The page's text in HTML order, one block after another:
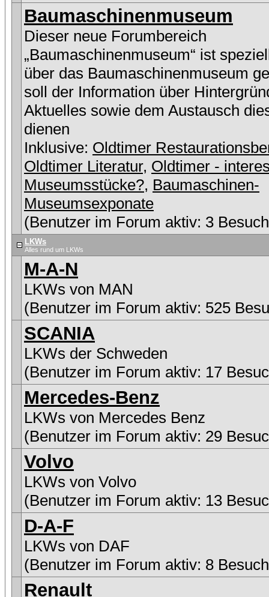
Baumaschinenmuseum
Dieser neue Forumbereich
„Baumaschinenmuseum“ ist
über das Baumaschinenmuseum
soll der Information über
Aktuelles sowie dem Austausch
dienen
Inklusive: Oldtimer
Oldtimer Literatur, Oldtimer -
Museumsstücke?, Baumaschinen-
Museumsexponate
(Benutzer im Forum aktiv: 3
LKWs
Alles rund um LKWs
M-A-N
LKWs von MAN
(Benutzer im Forum aktiv: 525
SCANIA
LKWs der Schweden
(Benutzer im Forum aktiv: 17
Mercedes-Benz
LKWs von Mercedes Benz
(Benutzer im Forum aktiv: 29
Volvo
LKWs von Volvo
(Benutzer im Forum aktiv: 13
D-A-F
LKWs von DAF
(Benutzer im Forum aktiv: 8
Renault